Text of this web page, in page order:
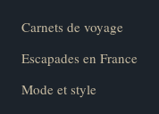
Carnets de voyage
Escapades en France
Mode et style